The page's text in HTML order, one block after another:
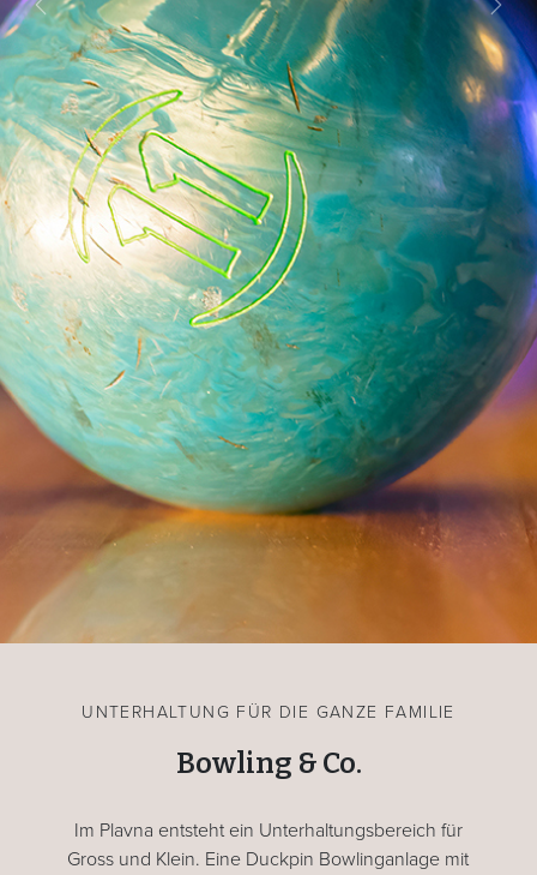
Previous Next
UNTERHALTUNG FÜR DIE GANZE FAMILIE
Bowling & Co.
Im Plavna entsteht ein Unterhaltungsbereich für
Gross und Klein. Eine Duckpin Bowlinganlage mit